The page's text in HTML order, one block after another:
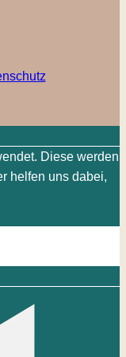
Diese werden
helfen uns dabei,